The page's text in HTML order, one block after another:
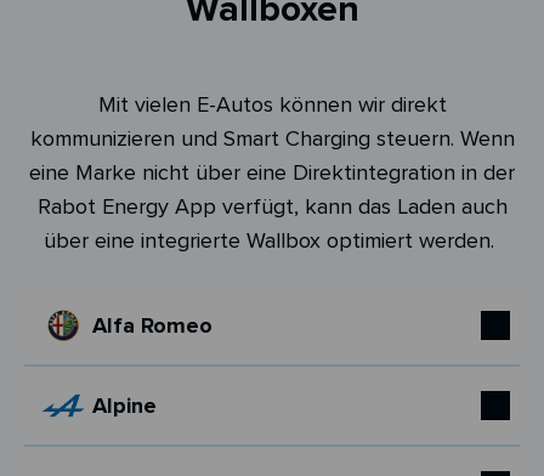
Wallboxen
Mit vielen E-Autos können wir direkt
kommunizieren und Smart Charging steuern. Wenn
eine Marke nicht über eine Direktintegration in der
Rabot Energy App verfügt, kann das Laden auch
über eine integrierte Wallbox optimiert werden.
Alfa Romeo
Alpine